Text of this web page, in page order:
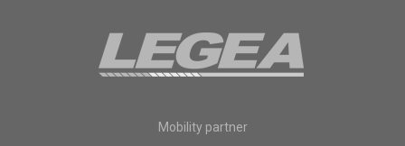
Mobility partner